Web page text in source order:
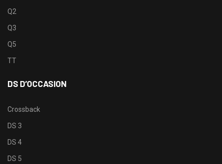
Q2
Q3
Q5
TT
DS D’OCCASION
Crossback
DS 3
DS 4
DS 5